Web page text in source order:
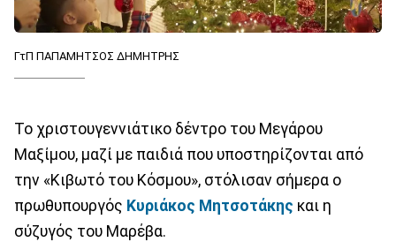
ΓτΠ ΠΑΠΑΜΗΤΣΟΣ ΔΗΜΗΤΡΗΣ
Το χριστουγεννιάτικο δέντρο του Μεγάρου
Μαξίμου, μαζί με παιδιά που υποστηρίζονται από
την «Κιβωτό του Κόσμου», στόλισαν σήμερα ο
πρωθυπουργός Κυριάκος Μητσοτάκης και η
σύζυγός του Μαρέβα.